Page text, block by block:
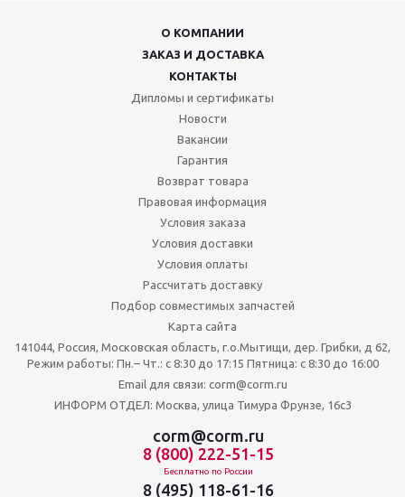
О КОМПАНИИ
ЗАКАЗ И ДОСТАВКА
КОНТАКТЫ
Дипломы и сертификаты
Новости
Вакансии
Гарантия
Возврат товара
Правовая информация
Условия заказа
Условия доставки
Условия оплаты
Рассчитать доставку
Подбор совместимых запчастей
Карта сайта
141044, Россия, Московская область, г.о.Мытищи, дер. Грибки, д 62,
Режим работы: Пн.– Чт.: с 8:30 до 17:15 Пятница: c 8:30 до 16:00
Email для связи: corm@corm.ru
ИНФОРМ ОТДЕЛ: Москва, улица Тимура Фрунзе, 16с3
corm@corm.ru
8 (800) 222-51-15
Бесплатно по России
8 (495) 118-61-16